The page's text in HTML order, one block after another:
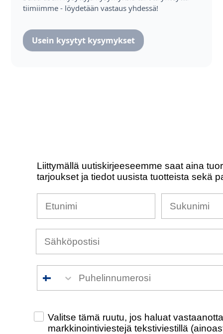
tiimiimme - löydetään vastaus yhdessä!
Usein kysytyt kysymykset
Liittymällä uutiskirjeeseemme saat aina
tarjoukset ja tiedot uusista tuotteista sekä
Check this box to also receive
Valitse tämä ruutu, jos haluat
markkinointiviestejä tekstiviestillä